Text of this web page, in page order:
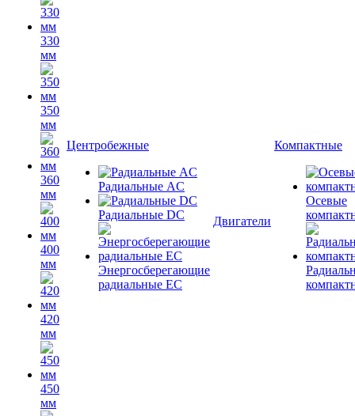
330
мм
350
мм
360
мм
400
мм
420
мм
450
мм
Центробежные
Радиальные AC
Радиальные DC
Энергосберегающие
радиальные EC
Двигатели
Компактные
Осевые